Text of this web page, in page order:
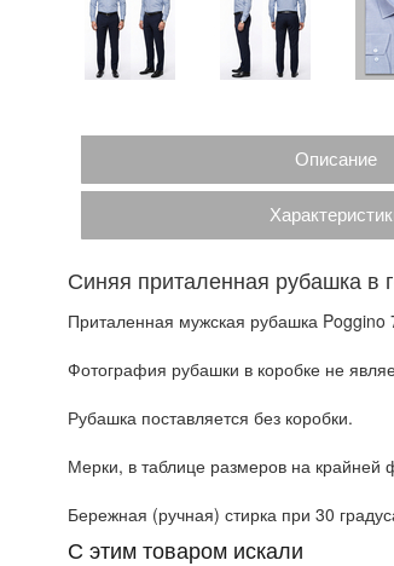
Описание
Синяя приталенная рубашка в
Приталенная мужская рубашка Poggino
Фотография рубашки в коробке не
Рубашка поставляется без коробки.
Мерки, в таблице размеров на
Бережная (ручная) стирка при 30
C этим товаром искали